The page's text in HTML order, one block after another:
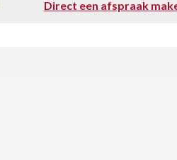
Direct een afspraak